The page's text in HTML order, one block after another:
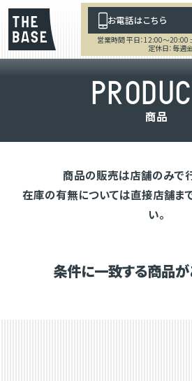
お電話はこちら
営業時間 平日：12:00～20:00
定休日：毎週
PRODUC
商品
商品の販売は店舗のみで行
在庫の有無については直接店舗ま
い。
条件に一致する商品が